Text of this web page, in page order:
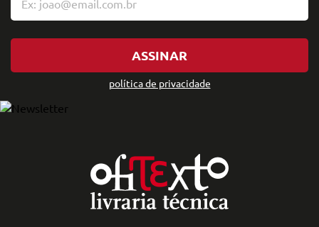
política de privacidade
ASSINAR